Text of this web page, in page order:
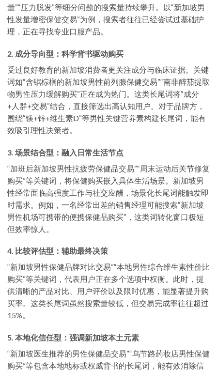
量”“压力脱发”等细分问题的搜索量持续攀升。以“新加坡男
性发量增密保健交易”为例，搜索者往往已经尝试过基础护
理，正在寻找专业口服产品。
2. 成分导向型：科学背书驱动购买
受过良好教育的新加坡消费者更关注成分与临床证据。关键
词如“含锯棕榈的新加坡男性前列腺保健交易”“南非醉茄提取
物男性压力缓解购买”正在成为热门。这类长尾词将“成分
+人群+交易”结合，直接筛选出高认知用户。对于品牌方，
围绕“镁+锌+维生素D”等男性关键营养素构建长尾词，能有
效吸引理性决策者。
3. 场景结合型：融入日常生活节点
“加班后新加坡男性抗疲劳保健品交易”“周末运动后关节修复
购买”等关键词，将保健购买嵌入具体生活场景。新加坡男
性经常面临高强度工作与社交应酬，场景化长尾词能触发即
时需求。例如，一名经常出差的销售经理可能搜索“新加坡
男性机场可携带的便携保健品购买”，这类词转化窗口极短
但效率惊人。
4. 比较评估型：辅助最终决策
“新加坡男性保健品牌对比交易”“本地男性综合维生素性价比
购买”等关键词，代表用户正在多个选项中权衡。此时，提
供清晰的产品对比、用户评价以及限时优惠，能显著提升购
买率。这类长尾词虽然搜索量较低，但交易完成率往往超过
15%。
5. 本地化信任型：强调新加坡本土元素
“新加坡医生推荐的男性保健品交易”“乌节路药妆店男性保健
购买”等包含本地地标或权威背书的长尾词，能有效消除信